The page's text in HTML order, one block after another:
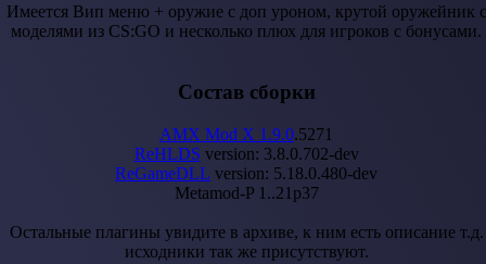
Имеется Вип меню + оружие с доп уроном, крутой оружейник с
моделями из CS:GO и несколько плюх для игроков с бонусами.
Состав сборки
AMX Mod X 1.9.0.5271
ReHLDS version: 3.8.0.702-dev
ReGameDLL version: 5.18.0.480-dev
Metamod-P 1..21p37
Остальные плагины увидите в архиве, к ним есть описание т.д.
исходники так же присутствуют.